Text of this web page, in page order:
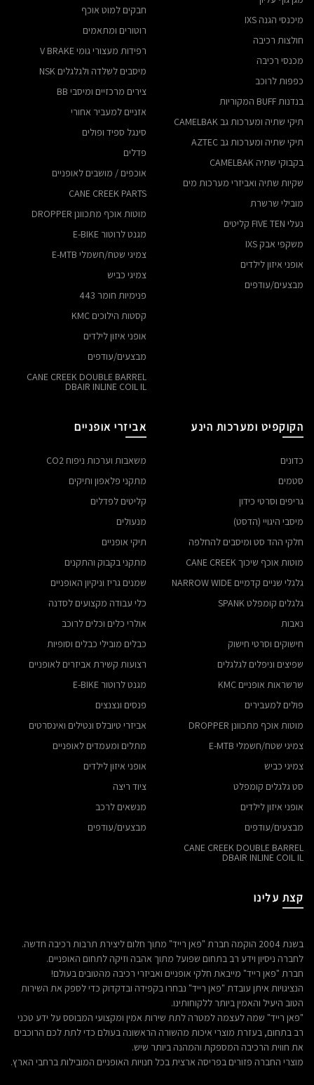
מיכנסי הגנה IXS
חולצות רכיבה
מכנסי רכיבה
כפפות לרוכב
בנדנות BUFF המקוריות
תיקי שתיה ומערכות גב CAMELBAK
תיקי שתיה ומערכות גב AZTEC
בקבוקי שתיה CAMELBAK
שקיות שתיה ואביזרי מערכות מים
מובילי שרשרת
נעלי FIVE TEN קליטים
משקפי אבק IXS
אופני איזון לילדים
מבצעים/עודפים
חבקים למוט אוכף
רוטורים ומתאמים
רפידות מעצורי גומי V BRAKE
מיסבים לשלדה ולגלגלים NSK
צירים מרכזיים ומיסבי BB
אזניים למעביר אחורי
סינגל ספיד ופולים
פדלים
אוכפים / מושבים לאופניים
CANE CREEK PARTS
מוטות אוכף מתכוונן DROPPER
מגנט לרוטור E-BIKE
צמיגי שטח/חשמלי E-MTB
צמיגי כביש
פנימיות חומר 443
קסטות הילוכים KMC
אופני איזון לילדים
מבצעים/עודפים
CANE CREEK DOUBLE BARREL
DBAIR INLINE COIL IL
הקוקפיט ומערכות הינע
כדונים
סטמים
גריפים וסרטי כידון
מיסבי היגויי (הדסט)
חלקי ההד סט ומיסבים להחלפה
מוטות אוכף שיכוך CANE CREEK
גלגלי שניים קדמיים NARROW WIDE
גלגלים קומפלט SPANK
נאבות
חישוקים וסרטי חישוק
שפיצים וניפלים לגלגלים
שרשראות אופניים KMC
פולים למעבירים
מוטות אוכף מתכוונן DROPPER
צמיגי שטח/חשמלי E-MTB
צמיגי כביש
סט גלגלים קומפלט
אופני איזון לילדים
מבצעים/עודפים
CANE CREEK DOUBLE BARREL
DBAIR INLINE COIL IL
אביזרי אופניים
משאבות וערכות ניפוח CO2
מתקני פלאפון ותיקים
קליטים לפדלים
מנעולים
תיקי אופניים
מתקני בקבוק והתקנים
שמנים גריז וניקיון האופניים
כלי עבודה מקצועים לסדנה
אולרי כלים וכלים לרוכב
כבלים מובילי כבלים וסופיות
רצועות קשירת אביזרים לאופניים
מגנט לרוטור E-BIKE
פנסים ונצנצים
אביזרי טיובלס ונטילים ואינסרטים
מתלים ומעמדים לאופניים
אופני איזון לילדים
ציוד ריצה
מנשאים לרכב
מבצעים/עודפים
קצת עלינו
בשנת 2004 הוקמה חברת "פאן רייד" מתוך חלום ליצירת תרבות רכיבה חדשה.
לחברה ניסיון וידע רב בתחום שפועל מתוך אהבה וזיקה לתחום האופניים.
חברת "פאן רייד" מייבאת חלקי אופניים ואביזרי רכיבה מהטובים בעולם!
הנציגויות איתן עובדת "פאן רייד" נבחרו בקפידה ובדקדוק כדי לספק את השירות
הטוב היעיל והאמין ביותר ללקוחותינו.
"פאן רייד" שמה לעצמה למטרה לתת שירות אמין ומקצועי המבוסס על ידע טכני
רב בתחום, בעזרת מוצרי איכות מהשורה הראשונה בעולם כדי לתת לכם הרוכבים
את חווית הרכיבה המספקת והמהנה ביותר שיש.
מוצרי החברה פזורים בפריסה ארצית בכל חנויות האופניים המובילות ברחבי הארץ.